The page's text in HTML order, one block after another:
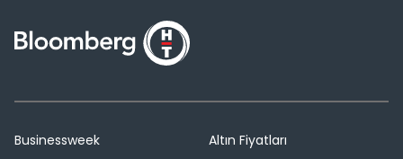
Businessweek
Altın Fiyatları